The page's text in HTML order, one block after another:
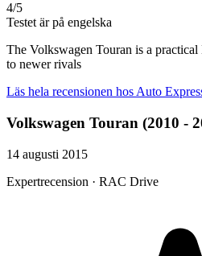
4/5
Testet är på engelska
The Volkswagen Touran is a
to newer rivals
Läs hela recensionen hos Auto
Volkswagen Touran (2010 -
14 augusti 2015
Expertrecension · RAC Drive